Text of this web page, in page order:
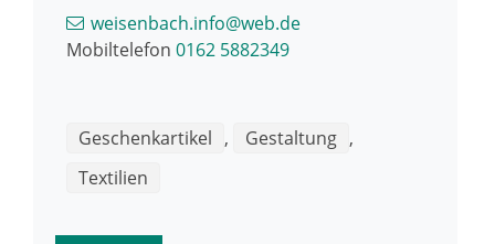
weisenbach.info@web.de
Mobiltelefon 0162 5882349
Geschenkartikel , Gestaltung ,
Textilien